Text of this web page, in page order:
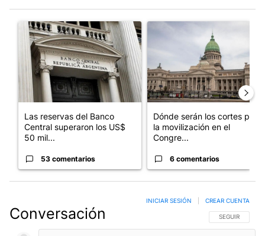
Un artículo de tendencia con el título "Las reservas del Banco
Las reservas del Banco
Central superaron los US$
50 mil...
53 comentarios
Un artículo de tendencia
Dónde serán los cortes por
la movilización en el
Congre...
6 comentarios
Conversación SIGA ESTA
SEGUIR
INICIAR SESIÓN CREAR CUENTA